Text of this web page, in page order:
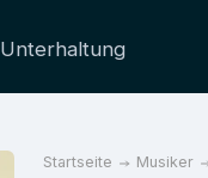
Unterhaltung
Startseite Musiker